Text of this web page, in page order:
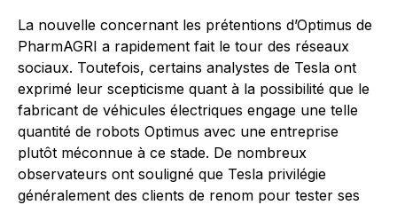
La nouvelle concernant les prétentions d’Optimus de
PharmAGRI a rapidement fait le tour des réseaux
sociaux. Toutefois, certains analystes de Tesla ont
exprimé leur scepticisme quant à la possibilité que le
fabricant de véhicules électriques engage une telle
quantité de robots Optimus avec une entreprise
plutôt méconnue à ce stade. De nombreux
observateurs ont souligné que Tesla privilégie
généralement des clients de renom pour tester ses